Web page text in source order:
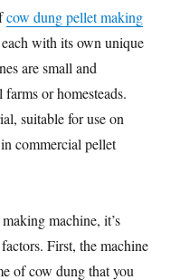
cow dung pellet making
with its own unique
are small and
or homesteads.
suitable for use on
commercial pellet
machine, it’s
First, the machine
of cow dung that you